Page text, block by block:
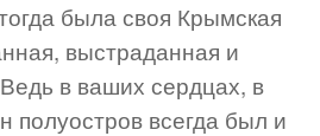
была своя Крымская
выстраданная и
в ваших сердцах, в
полуостров всегда был и